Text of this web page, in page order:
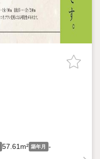
57.61m² 築年月 -